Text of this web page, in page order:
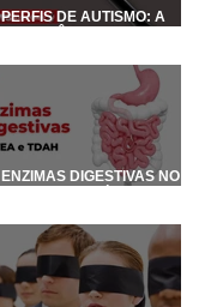
PERFIS DE AUTISMO: A
NO TEA
ENZIMAS DIGESTIVAS NO TEA